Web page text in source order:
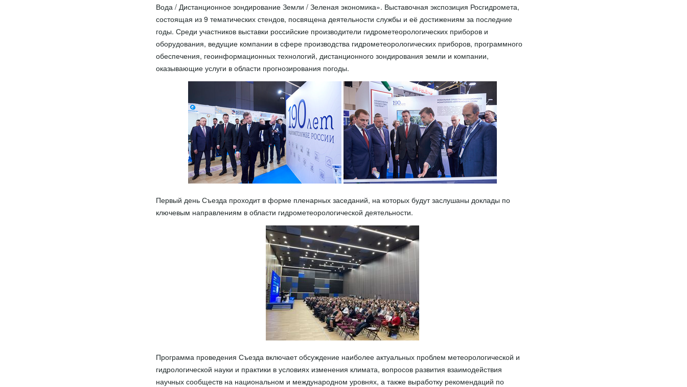
Вода / Дистанционное зондирование Земли / Зеленая экономика». Выставочная экспозиция Росгидромета,
состоящая из 9 тематических стендов, посвящена деятельности службы и её достижениям за последние
годы. Среди участников выставки российские производители гидрометеорологических приборов и
оборудования, ведущие компании в сфере производства гидрометеорологических приборов, программного
обеспечения, геоинформационных технологий, дистанционного зондирования земли и компании,
оказывающие услуги в области прогнозирования погоды.
Первый день Съезда проходит в форме пленарных заседаний, на которых будут заслушаны доклады по
ключевым направлениям в области гидрометеорологической деятельности.
Программа проведения Съезда включает обсуждение наиболее актуальных проблем метеорологической и
гидрологической науки и практики в условиях изменения климата, вопросов развития взаимодействия
научных сообществ на национальном и международном уровнях, а также выработку рекомендаций по